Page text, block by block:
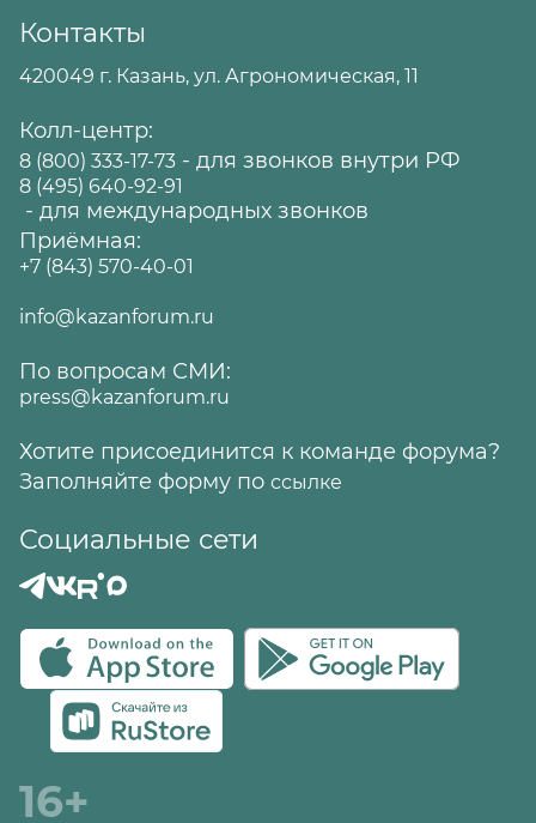
Контакты
420049 г. Казань, ул. Агрономическая, 11
Колл-центр:
8 (800) 333-17-73 - для звонков внутри РФ
8 (495) 640-92-91
- для международных звонков
Приёмная:
+7 (843) 570-40-01
info@kazanforum.ru
По вопросам СМИ:
press@kazanforum.ru
Хотите присоединится к команде форума?
Заполняйте форму по ссылке
Социальные сети
16+